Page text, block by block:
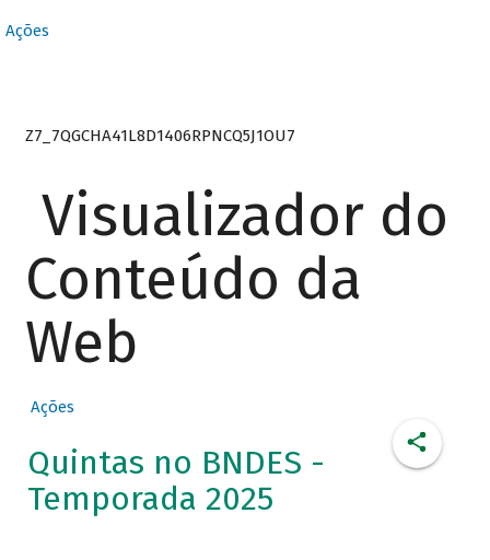
Ações
Z7_7QGCHA41L8D1406RPNCQ5J1OU7
Visualizador do
Conteúdo da
Web
Ações
Quintas no BNDES -
Temporada 2025